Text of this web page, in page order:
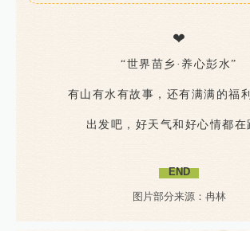
❤
“世界苗乡·养心彭水”
有山有水有故事，还有满满的福
出发吧，好天气和好心情都在
END
图片部分来源：冉林